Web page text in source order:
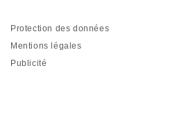
Protection des données
Mentions légales
Publicité